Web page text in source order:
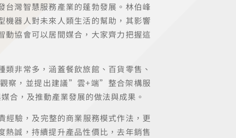
灣智慧服務產業的蓬勃發展。林伯峰
機器人對未來人類生活的幫助，其影響
協會可以居間媒合，大家齊力把握這
非常多，涵蓋餐飲旅館、百貨零售、
察，並提出建議”雲+端”整合架構服
合，及推動產業發展的做法與成果。
驗，及完整的商業服務模式作法，更
誠，持續提升產品性價比，去年銷售